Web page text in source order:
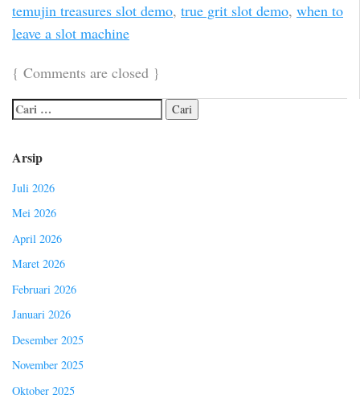
temujin treasures slot demo, true grit slot demo, when to
leave a slot machine
{ Comments are closed }
Arsip
Juli 2026
Mei 2026
April 2026
Maret 2026
Februari 2026
Januari 2026
Desember 2025
November 2025
Oktober 2025